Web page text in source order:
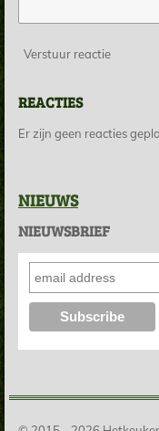
Verstuur reactie
REACTIES
Er zijn geen reacties
NIEUWS
NIEUWSBRIEF